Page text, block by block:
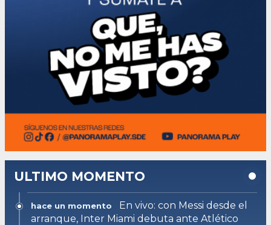
ULTIMO MOMENTO
hace un momento
En vivo: con Messi desde el
arranque, Inter Miami debuta ante Atlético